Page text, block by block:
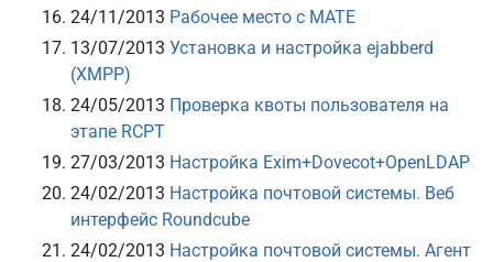
24/11/2013 Рабочее место с MATE
13/07/2013 Установка и настройка ejabberd
(XMPP)
24/05/2013 Проверка квоты пользователя на
этапе RCPT
27/03/2013 Настройка Exim+Dovecot+OpenLDAP
24/02/2013 Настройка почтовой системы. Веб
интерфейс Roundcube
24/02/2013 Настройка почтовой системы. Агент